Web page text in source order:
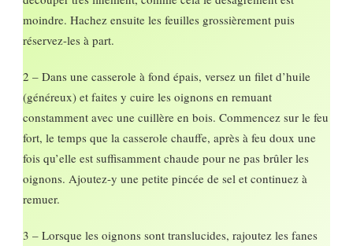
moindre. Hachez ensuite les feuilles grossièrement puis
réservez-les à part.
2 – Dans une casserole à fond épais, versez un filet d’huile
(généreux) et faites y cuire les oignons en remuant
constamment avec une cuillère en bois. Commencez sur le feu
fort, le temps que la casserole chauffe, après à feu doux une
fois qu’elle est suffisamment chaude pour ne pas brûler les
oignons. Ajoutez-y une petite pincée de sel et continuez à
remuer.
3 – Lorsque les oignons sont translucides, rajoutez les fanes